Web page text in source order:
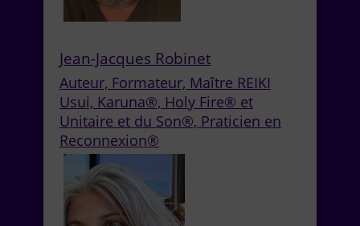
Jean-Jacques Robinet
Auteur, Formateur, Maître REIKI
Usui, Karuna®, Holy Fire® et
Unitaire et du Son®, Praticien en
Reconnexion®